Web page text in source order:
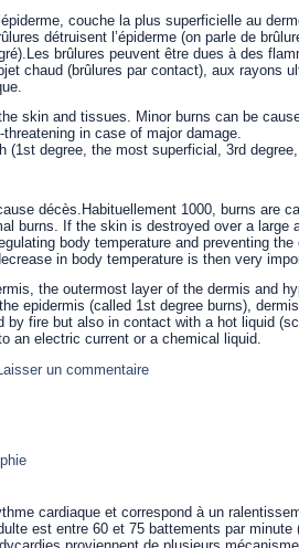
couche la plus superficielle au
détruisent l’épiderme (on parle de
brûlures peuvent être dues à des
chaud (brûlures par contact), aux rayons
skin and tissues. Minor burns can be
in case of major damage.
(1st degree, the most superficial, 3rd
décès.Habituellement 1000, burns are
burns. If the skin is destroyed over a large
body temperature and preventing
in body temperature is then very
the outermost layer of the dermis and
epidermis (called 1st degree burns),
by fire but also in contact with a hot liquid
an electric current or a chemical liquid.
un commentaire
cardiaque et correspond à un
est entre 60 et 75 battements par